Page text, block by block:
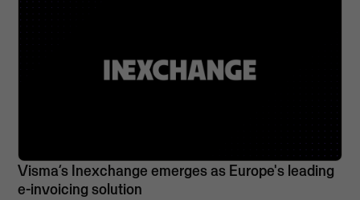
Visma’s Inexchange emerges as Europe's leading
e-invoicing solution